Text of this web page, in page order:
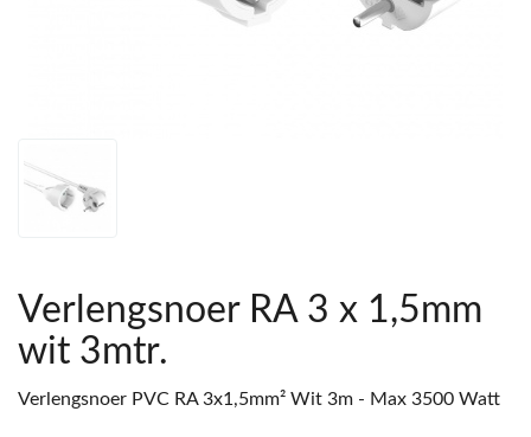
Verlengsnoer RA 3 x 1,5mm
wit 3mtr.
Verlengsnoer PVC RA 3x1,5mm² Wit 3m - Max 3500 Watt